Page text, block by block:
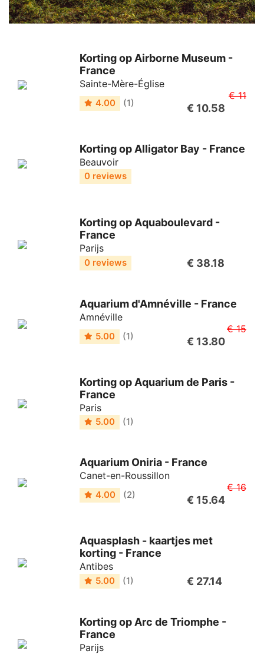
Korting op Airborne Museum -
France
Sainte-Mère-Église
4.00 (1)
€ 11
€ 10.58
Korting op Alligator Bay - France
Beauvoir
0 reviews
Korting op Aquaboulevard -
France
Parijs
0 reviews € 38.18
Aquarium d'Amnéville - France
Amnéville
5.00 (1)
€ 15
€ 13.80
Korting op Aquarium de Paris -
France
Paris
5.00 (1)
Aquarium Oniria - France
Canet-en-Roussillon
4.00 (2)
€ 16
€ 15.64
Aquasplash - kaartjes met
korting - France
Antibes
5.00 (1) € 27.14
Korting op Arc de Triomphe -
France
Parijs